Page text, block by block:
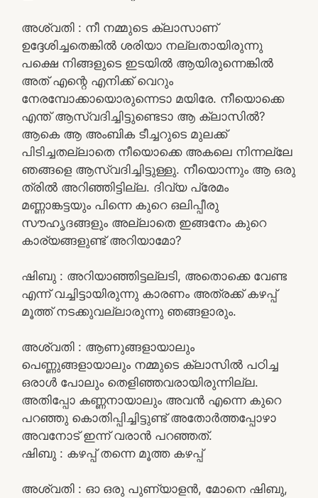
അശ്വതി : നീ നമ്മുടെ ക്ലാസാണ്
ഉദ്ദേശിച്ചതെങ്കിൽ ശരിയാ നല്ലതായിരുന്നു
പക്ഷെ നിങ്ങളുടെ ഇടയിൽ ആയിരുന്നെങ്കിൽ
അത് എന്റെ എനിക്ക് വെറും
നേരമ്പോക്കായൊരുന്നെടാ മയിരേ. നീയൊക്കെ
എന്ത് ആസ്വദിച്ചിട്ടുണ്ടെടാ ആ ക്ലാസിൽ?
ആകെ ആ അംബിക ടീച്ചറുടെ മുലക്ക്
പിടിച്ചതല്ലാതെ നീയൊക്കെ അകലെ നിന്നല്ലേ
ഞങ്ങളെ ആസ്വദിച്ചിട്ടുള്ളു. നീയൊന്നും ആ ഒരു
ത്രിൽ അറിഞ്ഞിട്ടില്ല. ദിവ്യ പ്രേമം
മണ്ണാങ്കട്ടയും പിന്നെ കുറെ ഒലിപ്പീരു
സൗഹൃദങ്ങളും അല്ലാതെ ഇങ്ങനേം കുറെ
കാര്യങ്ങളുണ്ട് അറിയാമോ?
ഷിബു : അറിയാഞ്ഞിട്ടല്ലടി, അതൊക്കെ വേണ്ട
എന്ന് വച്ചിട്ടായിരുന്നു കാരണം അത്രക്ക് കഴപ്പ്
മൂത്ത് നടക്കുവല്ലാരുന്നു ഞങ്ങളാരും.
അശ്വതി : ആണുങ്ങളായാലും
പെണ്ണുങ്ങളായാലും നമ്മുടെ ക്ലാസിൽ പഠിച്ച
ഒരാൾ പോലും തെളിഞ്ഞവരായിരുന്നില്ല.
അതിപ്പോ കണ്ണനായാലും അവൻ എന്നെ കുറെ
പറഞ്ഞു കൊതിപ്പിച്ചിട്ടുണ്ട് അതോർത്തപ്പോഴാ
അവനോട് ഇന്ന് വരാൻ പറഞ്ഞത്.
ഷിബു : കഴപ്പ് തന്നെ മൂത്ത കഴപ്പ്
അശ്വതി : ഓ ഒരു പുണ്യാളൻ, മോനെ ഷിബു,